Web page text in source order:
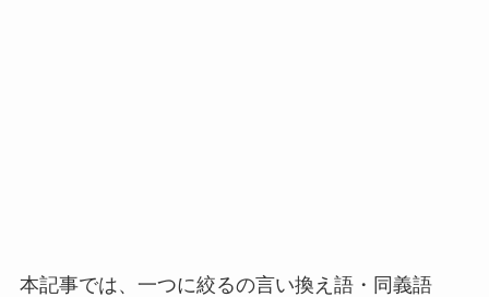
本記事では、一つに絞るの言い換え語・同義語